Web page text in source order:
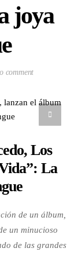
joya
comment
Los
La
de un álbum,
un minucioso
de las grandes